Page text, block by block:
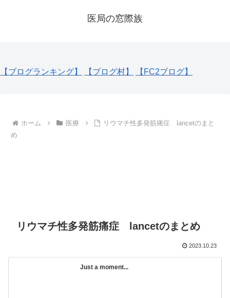
医局の窓際族
【ブログランキング】 【ブログ村】 【FC2ブログ】
ホーム 医療
リウマチ性多発筋痛症 lancetのまと
め
リウマチ性多発筋痛症 lancetのまとめ
2023.10.23
Just a moment...